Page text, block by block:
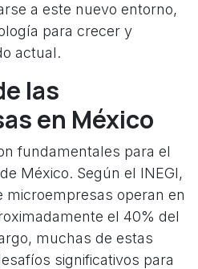
a este nuevo entorno,
para crecer y
actual.
las
en México
fundamentales para el
México. Según el INEGI,
microempresas operan en
el 40% del
muchas de estas
significativos para